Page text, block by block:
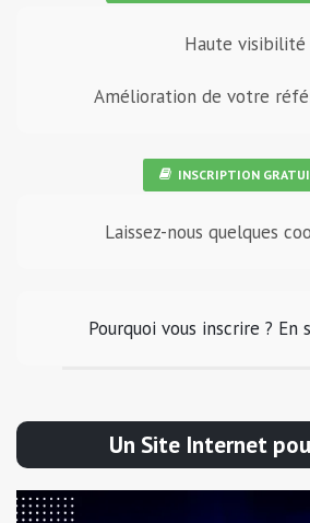
Haute visibilité
Amélioration de votre
INSCRIPTION
Laissez-nous quelques
Pourquoi vous inscrire ? En
Un Site Internet